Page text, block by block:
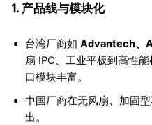
1. 产品线与模块化
台湾厂商如 Advantech、
扇 IPC、工业平板到高性
口模块丰富。
中国厂商在无风扇、加固
出。